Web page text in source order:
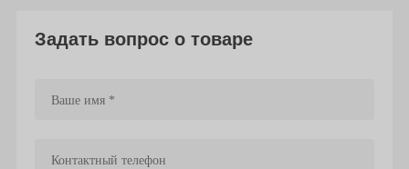
Задать вопрос о товаре